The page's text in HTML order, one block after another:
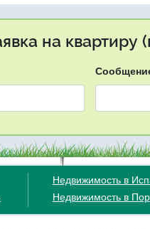
на квартиру
Недвижимость в
Недвижимость в